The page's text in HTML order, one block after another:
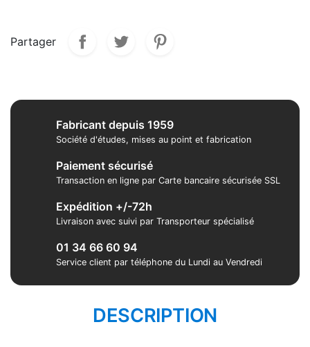
Partager
Fabricant depuis 1959
Société d'études, mises au point et fabrication
Paiement sécurisé
Transaction en ligne par Carte bancaire sécurisée SSL
Expédition +/-72h
Livraison avec suivi par Transporteur spécialisé
01 34 66 60 94
Service client par téléphone du Lundi au Vendredi
DESCRIPTION